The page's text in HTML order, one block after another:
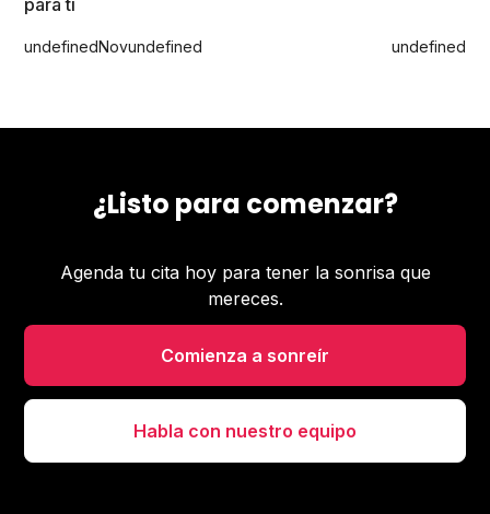
para ti
undefinedNovundefined undefined
¿Listo para comenzar?
Agenda tu cita hoy para tener la sonrisa que
mereces.
Comienza a sonreír
Habla con nuestro equipo